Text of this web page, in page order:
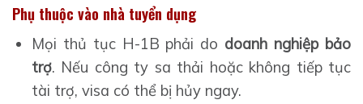
Phụ thuộc vào nhà tuyển dụng
Mọi thủ tục H-1B phải do doanh nghiệp bảo
trợ. Nếu công ty sa thải hoặc không tiếp tục
tài trợ, visa có thể bị hủy ngay.